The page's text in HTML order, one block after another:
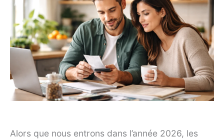
Alors que nous entrons dans l’année 2026, les